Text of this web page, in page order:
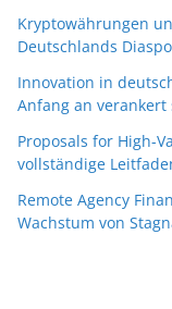
Kryptowährungen
Deutschlands
Innovation in
Anfang an verankert
Proposals for High-
vollständige
Remote Agency
Wachstum von